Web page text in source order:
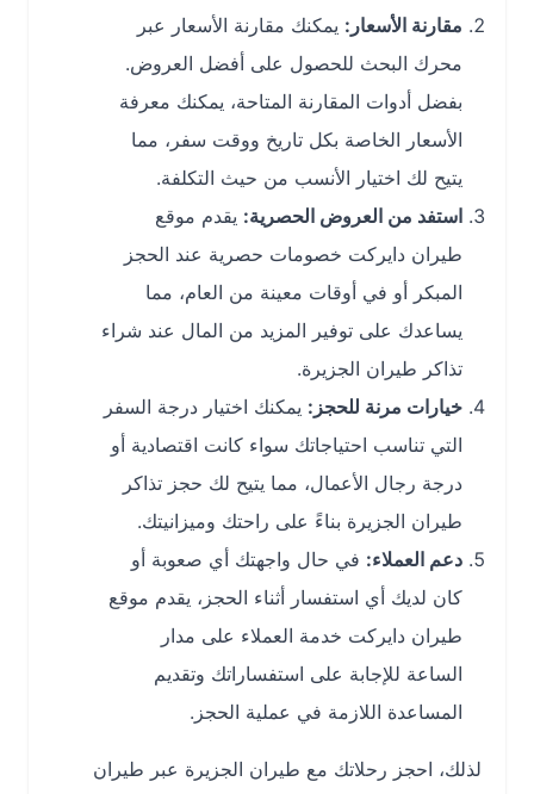
مقارنة الأسعار:يمكنك مقارنة الأسعار عبر
محرك البحث للحصول على أفضل العروض.
بفضل أدوات المقارنة المتاحة، يمكنك معرفة
الأسعار الخاصة بكل تاريخ ووقت سفر، مما
يتيح لك اختيار الأنسب من حيث التكلفة.
استفد من العروض الحصرية:يقدم موقع
طيران دايركت خصومات حصرية عند الحجز
المبكر أو في أوقات معينة من العام، مما
يساعدك على توفير المزيد من المال عند شراء
تذاكر طيران الجزيرة.
خيارات مرنة للحجز:يمكنك اختيار درجة السفر
التي تناسب احتياجاتك سواء كانت اقتصادية أو
درجة رجال الأعمال، مما يتيح لك حجز تذاكر
طيران الجزيرة بناءً على راحتك وميزانيتك.
دعم العملاء:في حال واجهتك أي صعوبة أو
كان لديك أي استفسار أثناء الحجز، يقدم موقع
طيران دايركت خدمة العملاء على مدار
الساعة للإجابة على استفساراتك وتقديم
المساعدة اللازمة في عملية الحجز.
لذلك، احجز رحلاتك مع طيران الجزيرة عبر طيران